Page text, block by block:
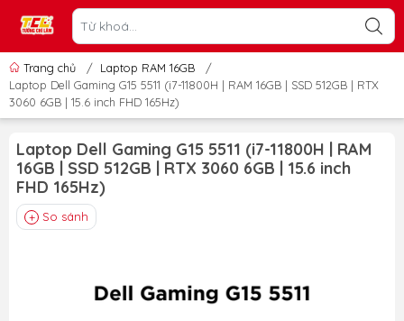
Trang chủ / Laptop RAM 16GB
/
Laptop Dell Gaming G15 5511 (i7-11800H | RAM 16GB | SSD 512GB | RTX
3060 6GB | 15.6 inch FHD 165Hz)
Laptop Dell Gaming G15 5511 (i7-11800H | RAM
16GB | SSD 512GB | RTX 3060 6GB | 15.6 inch
FHD 165Hz)
So sánh